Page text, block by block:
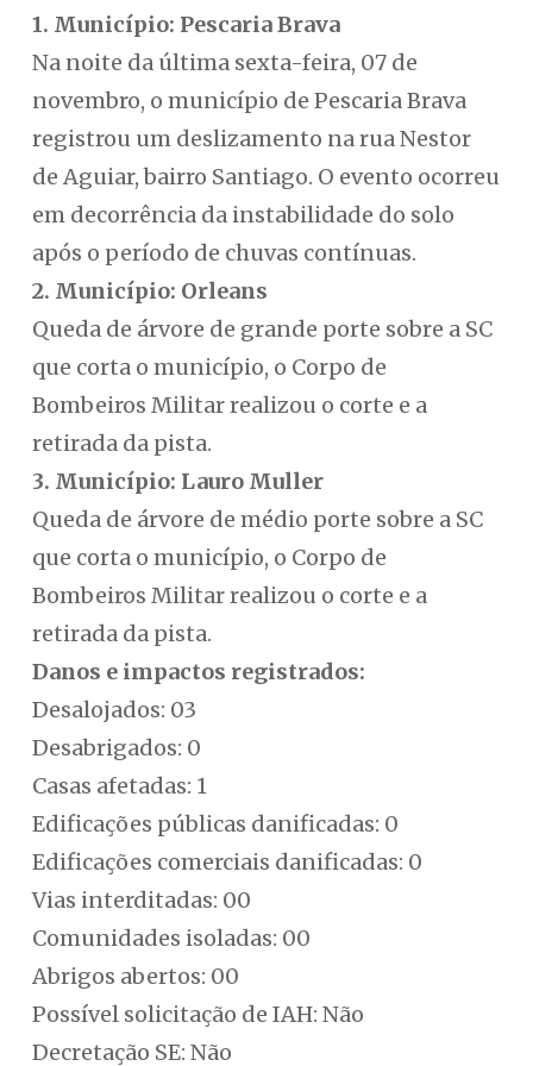
1. Município: Pescaria Brava
Na noite da última sexta-feira, 07 de
novembro, o município de Pescaria Brava
registrou um deslizamento na rua Nestor
de Aguiar, bairro Santiago. O evento ocorreu
em decorrência da instabilidade do solo
após o período de chuvas contínuas.
2. Município: Orleans
Queda de árvore de grande porte sobre a SC
que corta o município, o Corpo de
Bombeiros Militar realizou o corte e a
retirada da pista.
3. Município: Lauro Muller
Queda de árvore de médio porte sobre a SC
que corta o município, o Corpo de
Bombeiros Militar realizou o corte e a
retirada da pista.
Danos e impactos registrados:
Desalojados: 03
Desabrigados: 0
Casas afetadas: 1
Edificações públicas danificadas: 0
Edificações comerciais danificadas: 0
Vias interditadas: 00
Comunidades isoladas: 00
Abrigos abertos: 00
Possível solicitação de IAH: Não
Decretação SE: Não